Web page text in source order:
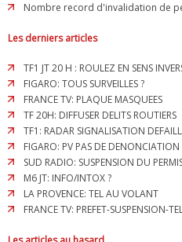
Nombre record d'invalidation de
Les derniers articles
TF1 JT 20 H : ROULEZ EN SENS
FIGARO: TOUS SURVEILLES ?
FRANCE TV: PLAQUE MASQUEES
TF 20H: DIFFUSER DELITS ROUTIERS
TF1: RADAR SIGNALISATION
FIGARO: PV PAS DE DENONCIATION
SUD RADIO: SUSPENSION DU
M6 JT: INFO/INTOX ?
LA PROVENCE: TEL AU VOLANT
FRANCE TV: PREFET-SUSPENSION-